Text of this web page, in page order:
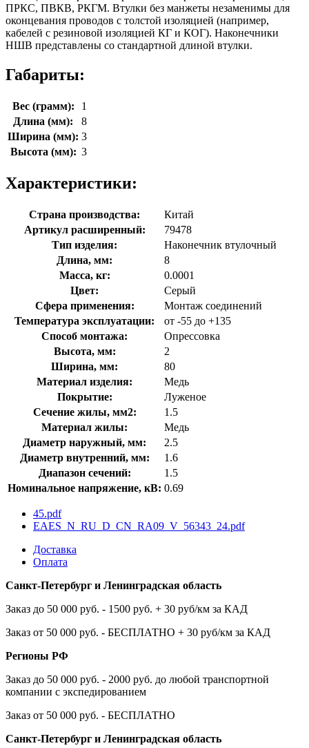
ПРКС, ПВКВ, РКГМ. Втулки без манжеты незаменимы для
оконцевания проводов с толстой изоляцией (например,
кабелей с резиновой изоляцией КГ и КОГ). Наконечники
НШВ представлены со стандартной длиной втулки.
Габариты:
Вес (грамм):
1
Длина (мм):
8
Ширина (мм): 3
Высота (мм): 3
Характеристики:
Страна производства:
Китай
Артикул расширенный:
79478
Тип изделия:
Наконечник втулочный
Длина, мм:
8
Масса, кг:
0.0001
Цвет:
Серый
Сфера применения:
Монтаж соединений
Температура эксплуатации:
от -55 до +135
Способ монтажа:
Опрессовка
Высота, мм:
2
Ширина, мм:
80
Материал изделия:
Медь
Покрытие:
Луженое
Сечение жилы, мм2:
1.5
Материал жилы:
Медь
Диаметр наружный, мм:
2.5
Диаметр внутренний, мм:
1.6
Диапазон сечений:
1.5
Номинальное напряжение, кВ: 0.69
45.pdf
EAES_N_RU_D_CN_RA09_V_56343_24.pdf
Доставка
Оплата
Санкт-Петербург и Ленинградская область
Заказ до 50 000 руб. - 1500 руб. + 30 руб/км за КАД
Заказ от 50 000 руб. - БЕСПЛАТНО + 30 руб/км за КАД
Регионы РФ
Заказ до 50 000 руб. - 2000 руб. до любой транспортной
компании с экспедированием
Заказ от 50 000 руб. - БЕСПЛАТНО
Санкт-Петербург и Ленинградская область